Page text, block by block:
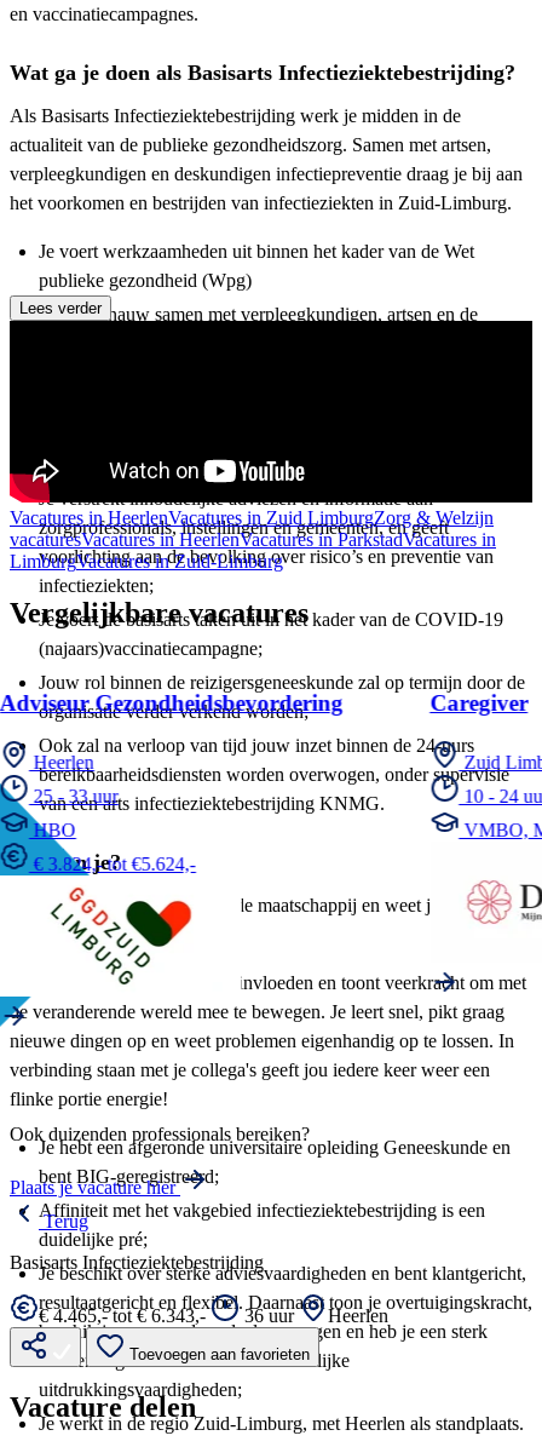
en vaccinatiecampagnes.
Wat ga je doen als Basisarts Infectieziektebestrijding?
Als Basisarts Infectieziektebestrijding werk je midden in de
actualiteit van de publieke gezondheidszorg. Samen met artsen,
verpleegkundigen en deskundigen infectiepreventie draag je bij aan
het voorkomen en bestrijden van infectieziekten in Zuid-Limburg.
Je voert werkzaamheden uit binnen het kader van de Wet
publieke gezondheid (Wpg)
Je werkt nauw samen met verpleegkundigen, artsen en de
infectieziekten;
Je verstrekt inhoudelijke adviezen en informatie aan
zorgprofessionals, instellingen en gemeenten, en geeft
voorlichting aan de bevolking over risico’s en preventie van
infectieziekten;
Je voert de basisarts taken uit in het kader van de COVID-19
(najaars)vaccinatiecampagne;
Jouw rol binnen de reizigersgeneeskunde zal op termijn door de
organisatie verder verkend worden;
Ook zal na verloop van tijd jouw inzet binnen de 24-uurs
bereikbaarheidsdiensten worden overwogen, onder supervisie
van een arts infectieziektebestrijding KNMG.
Wie ben je?
Als GGD’er sta je midden in de maatschappij en weet je wat er
speelt in de omgeving.
Je bent je bewust van externe invloeden en toont veerkracht om met
de veranderende wereld mee te bewegen. Je leert snel, pikt graag
nieuwe dingen op en weet problemen eigenhandig op te lossen. In
verbinding staan met je collega's geeft jou iedere keer weer een
flinke portie energie!
Je hebt een afgeronde universitaire opleiding Geneeskunde en
bent BIG-geregistreerd;
Affiniteit met het vakgebied infectieziektebestrijding is een
duidelijke pré;
Je beschikt over sterke adviesvaardigheden en bent klantgericht,
resultaatgericht en flexibel. Daarnaast toon je overtuigingskracht,
beschik je over goed oordeelsvermogen en heb je een sterk
leervermogen en uitstekende schriftelijke
uitdrukkingsvaardigheden;
Je werkt in de regio Zuid-Limburg, met Heerlen als standplaats.
Lees verder
Vacatures in HeerlenVacatures in Zuid LimburgZorg & Welzijn
vacaturesVacatures in HeerlenVacatures in ParkstadVacatures in
LimburgVacatures in Zuid-Limburg
Vergelijkbare vacatures
Adviseur Gezondheidsbevordering
Heerlen
25 - 33 uur
HBO
€ 3.824,- tot €5.624,-
Caregiver
Zuid
10 - 24
VMBO,
Ook duizenden professionals bereiken?
Plaats je vacature hier
Terug
Basisarts Infectieziektebestrijding
€ 4.465,- tot € 6.343,- 36 uur Heerlen
Toevoegen aan favorieten
Vacature delen